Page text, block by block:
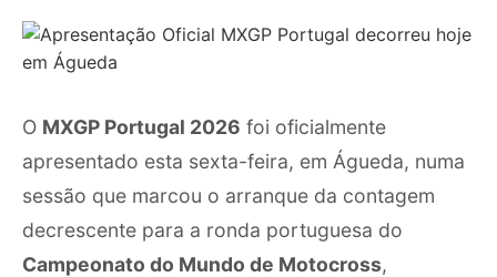
O MXGP Portugal 2026 foi oficialmente
apresentado esta sexta-feira, em Águeda, numa
sessão que marcou o arranque da contagem
decrescente para a ronda portuguesa do
Campeonato do Mundo de Motocross,